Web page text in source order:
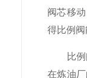
阀芯移
得比例
比例阀
在炼油